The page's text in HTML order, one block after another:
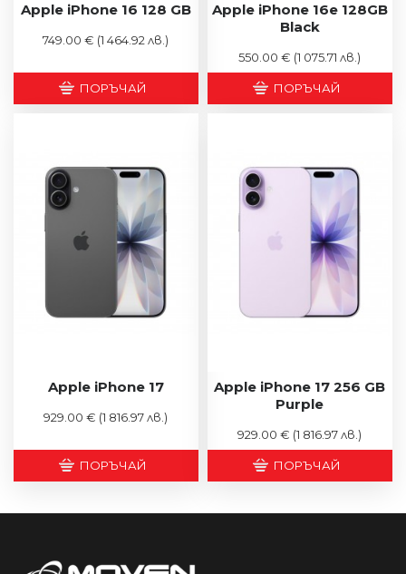
Apple iPhone 16 128 GB
749.00 € (1 464.92 лв.)
ПОРЪЧАЙ
Apple iPhone 16e 128GB
Black
550.00 € (1 075.71 лв.)
ПОРЪЧАЙ
Apple iPhone 17
929.00 € (1 816.97 лв.)
ПОРЪЧАЙ
Apple iPhone 17 256 GB
Purple
929.00 € (1 816.97 лв.)
ПОРЪЧАЙ